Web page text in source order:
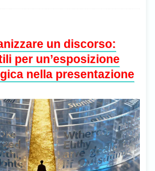
un discorso:
per un’esposizione
nella presentazione